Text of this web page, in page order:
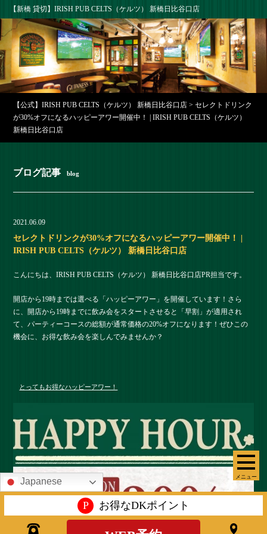
【新橋 貸切】IRISH PUB CELTS（ケルツ） 新橋日比谷口店
メニュー
【公式】IRISH PUB CELTS（ケルツ） 新橋日比谷口店 >セレクトドリンク
が30%オフになるハッピーアワー開催中！ | IRISH PUB CELTS（ケルツ）
新橋日比谷口店
ブログ記事 blog
2021.06.09
セレクトドリンクが30%オフになるハッピーアワー開催中！ |
IRISH PUB CELTS（ケルツ） 新橋日比谷口店
こんにちは、IRISH PUB CELTS（ケルツ） 新橋日比谷口店PR担当です。
開店から19時までは選べる「ハッピーアワー」を開催しています！さら
に、開店から19時までに飲み会をスタートさせると「早割」が適用され
て、パーティーコースの総額が通常価格の20%オフになります！ぜひこの
機会に、お得な飲み会を楽しんでみませんか？
とってもお得なハッピーアワー！
Japanese
P お得なDKポイント